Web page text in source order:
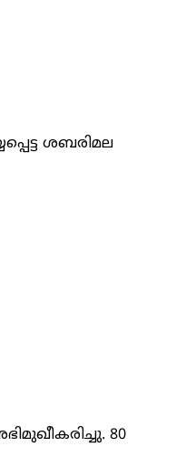
ശബരിമല
80